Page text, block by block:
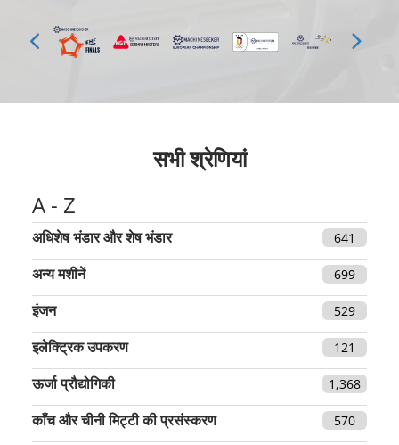
सभी श्रेणियां
A - Z
अधिशेष भंडार और शेष भंडार 641
अन्य मशीनें 699
इंजन 529
इलेक्ट्रिक उपकरण 121
ऊर्जा प्रौद्योगिकी 1,368
काँच और चीनी मिट्टी की प्रसंस्करण 570